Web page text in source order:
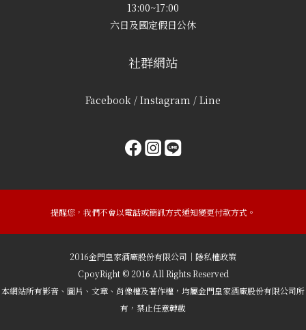
13:00~17:00
六日及國定假日公休
社群網站
Facebook / Instagram / Line
提醒您，我們不會以電話或簡訊方式通知變更付款方式。
2016金門皇家酒廠股份有限公司｜隱私權政策
CpoyRight © 2016 All Rights Reserved
本網站所有影音、圖片、文章、肖像權及著作權，均屬金門皇家酒廠股份有限公司所
有，禁止任意轉載